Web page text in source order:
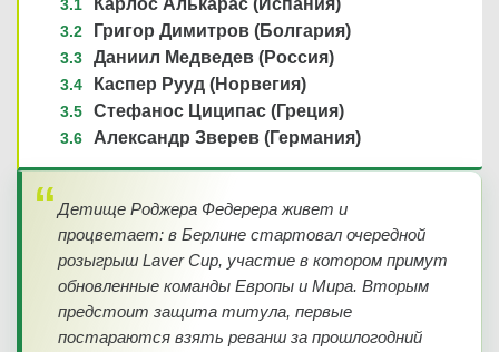
Карлос Алькарас (Испания)
Григор Димитров (Болгария)
Даниил Медведев (Россия)
Каспер Рууд (Норвегия)
Стефанос Циципас (Греция)
Александр Зверев (Германия)
Детище Роджера Федерера живет и
процветает: в Берлине стартовал очередной
розыгрыш Laver Cup, участие в котором примут
обновленные команды Европы и Мира. Вторым
предстоит защита титула, первые
постараются взять реванш за прошлогодний